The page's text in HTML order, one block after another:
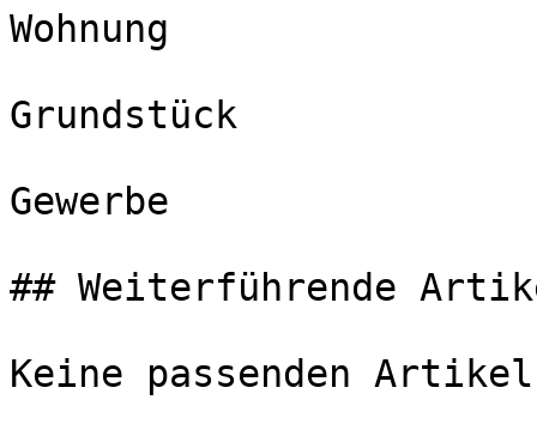
Wohnung
Grundstück
Gewerbe
## Weiterführende
Keine passenden